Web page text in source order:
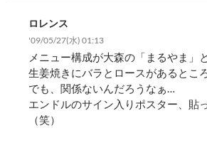
ロレンス
'09/05/27(水) 01:13
メニュー構成が大森の「まるやま」
生姜焼きにバラとロースがあるとこ
でも、関係ないんだろうなぁ…
エンドルのサイン入りポスター、貼
（笑）